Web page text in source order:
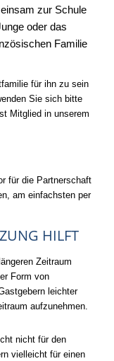
zur Schule
oder das
Familie
für ihn zu sein
Sie sich bitte
Mitglied in unserem
für die Partnerschaft
am einfachsten per
HILFT
Zeitraum
Form von
leichter
aufzunehmen.
nicht für den
vielleicht für einen